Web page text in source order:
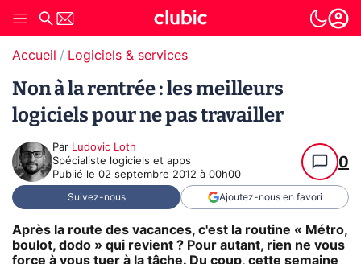
Accueil Logiciels & services
Non à la rentrée : les meilleurs
logiciels pour ne pas travailler
Par Ludovic Loth
Spécialiste logiciels et apps
Publié le 02 septembre 2012 à 00h00
0
Suivez-nous Ajoutez-nous en favori
Après la route des vacances, c'est la routine « Métro,
boulot, dodo » qui revient ? Pour autant, rien ne vous
force à vous tuer à la tâche. Du coup, cette semaine